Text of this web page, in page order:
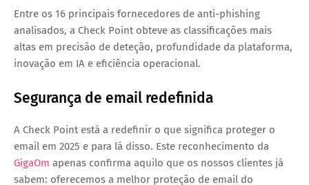
Entre os 16 principais fornecedores de anti-phishing
analisados, a Check Point obteve as classificações mais
altas em precisão de deteção, profundidade da plataforma,
inovação em IA e eficiência operacional.
Segurança de email redefinida
A Check Point está a redefinir o que significa proteger o
email em 2025 e para lá disso. Este reconhecimento da
GigaOm apenas confirma aquilo que os nossos clientes já
sabem: oferecemos a melhor proteção de email do